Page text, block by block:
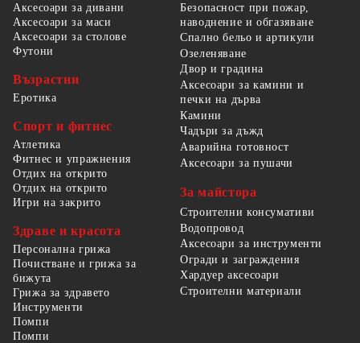
Аксесоари за дивани
Аксесоари за маси
Аксесоари за столове
Футони
Възрастни
Еротика
Спорт и фитнес
Атлетика
Фитнес и упражнения
Отдих на открито
Отдих на открито
Игри на закрито
Здраве и красота
Персонална грижа
Почистване и грижа за
бижута
Грижа за здравето
Безопасност при пожар,
наводнение и обгазяване
Спално бельо и артикули
Озеленяване
Двор и градина
Аксесоари за камини и
печки на дърва
Камини
Чадъри за дъжд
Аварийна готовност
Аксесоари за пушачи
За майстора
Строителни консумативи
Водопровод
Аксесоари за инструменти
Огради и заграждения
Хардуер аксесоари
Строителни материали
Инструменти
Помпи
Помпи